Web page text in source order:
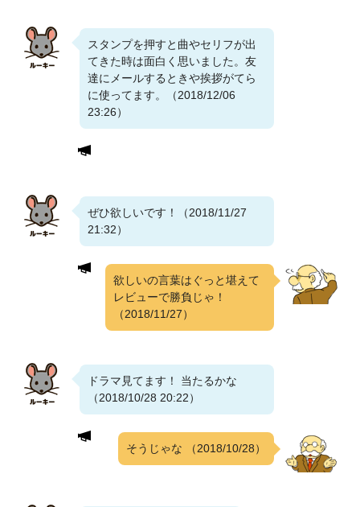
スタンプを押すと曲やセリフが出
てきた時は面白く思いました。友
達にメールするときや挨拶がてら
に使ってます。（2018/12/06
23:26）
ぜひ欲しいです！（2018/11/27
21:32）
欲しいの言葉はぐっと堪えて
レビューで勝負じゃ！
（2018/11/27）
ドラマ見てます！ 当たるかな
（2018/10/28 20:22）
そうじゃな （2018/10/28）